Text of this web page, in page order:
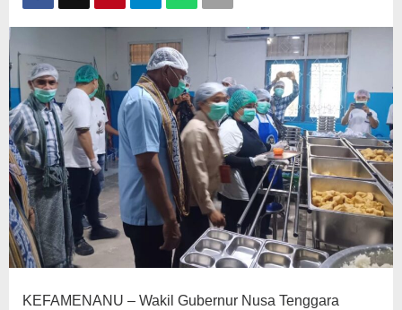
Pangan
Lokal
KEFAMENANU – Wakil Gubernur Nusa Tenggara